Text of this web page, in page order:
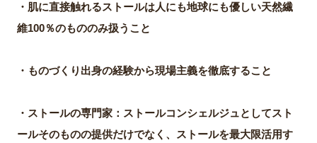
・肌に直接触れるストールは人にも地球にも優しい天然繊
維100％のもののみ扱うこと
・ものづくり出身の経験から現場主義を徹底すること
・ストールの専門家：ストールコンシェルジュとしてスト
ールそのものの提供だけでなく、ストールを最大限活用す